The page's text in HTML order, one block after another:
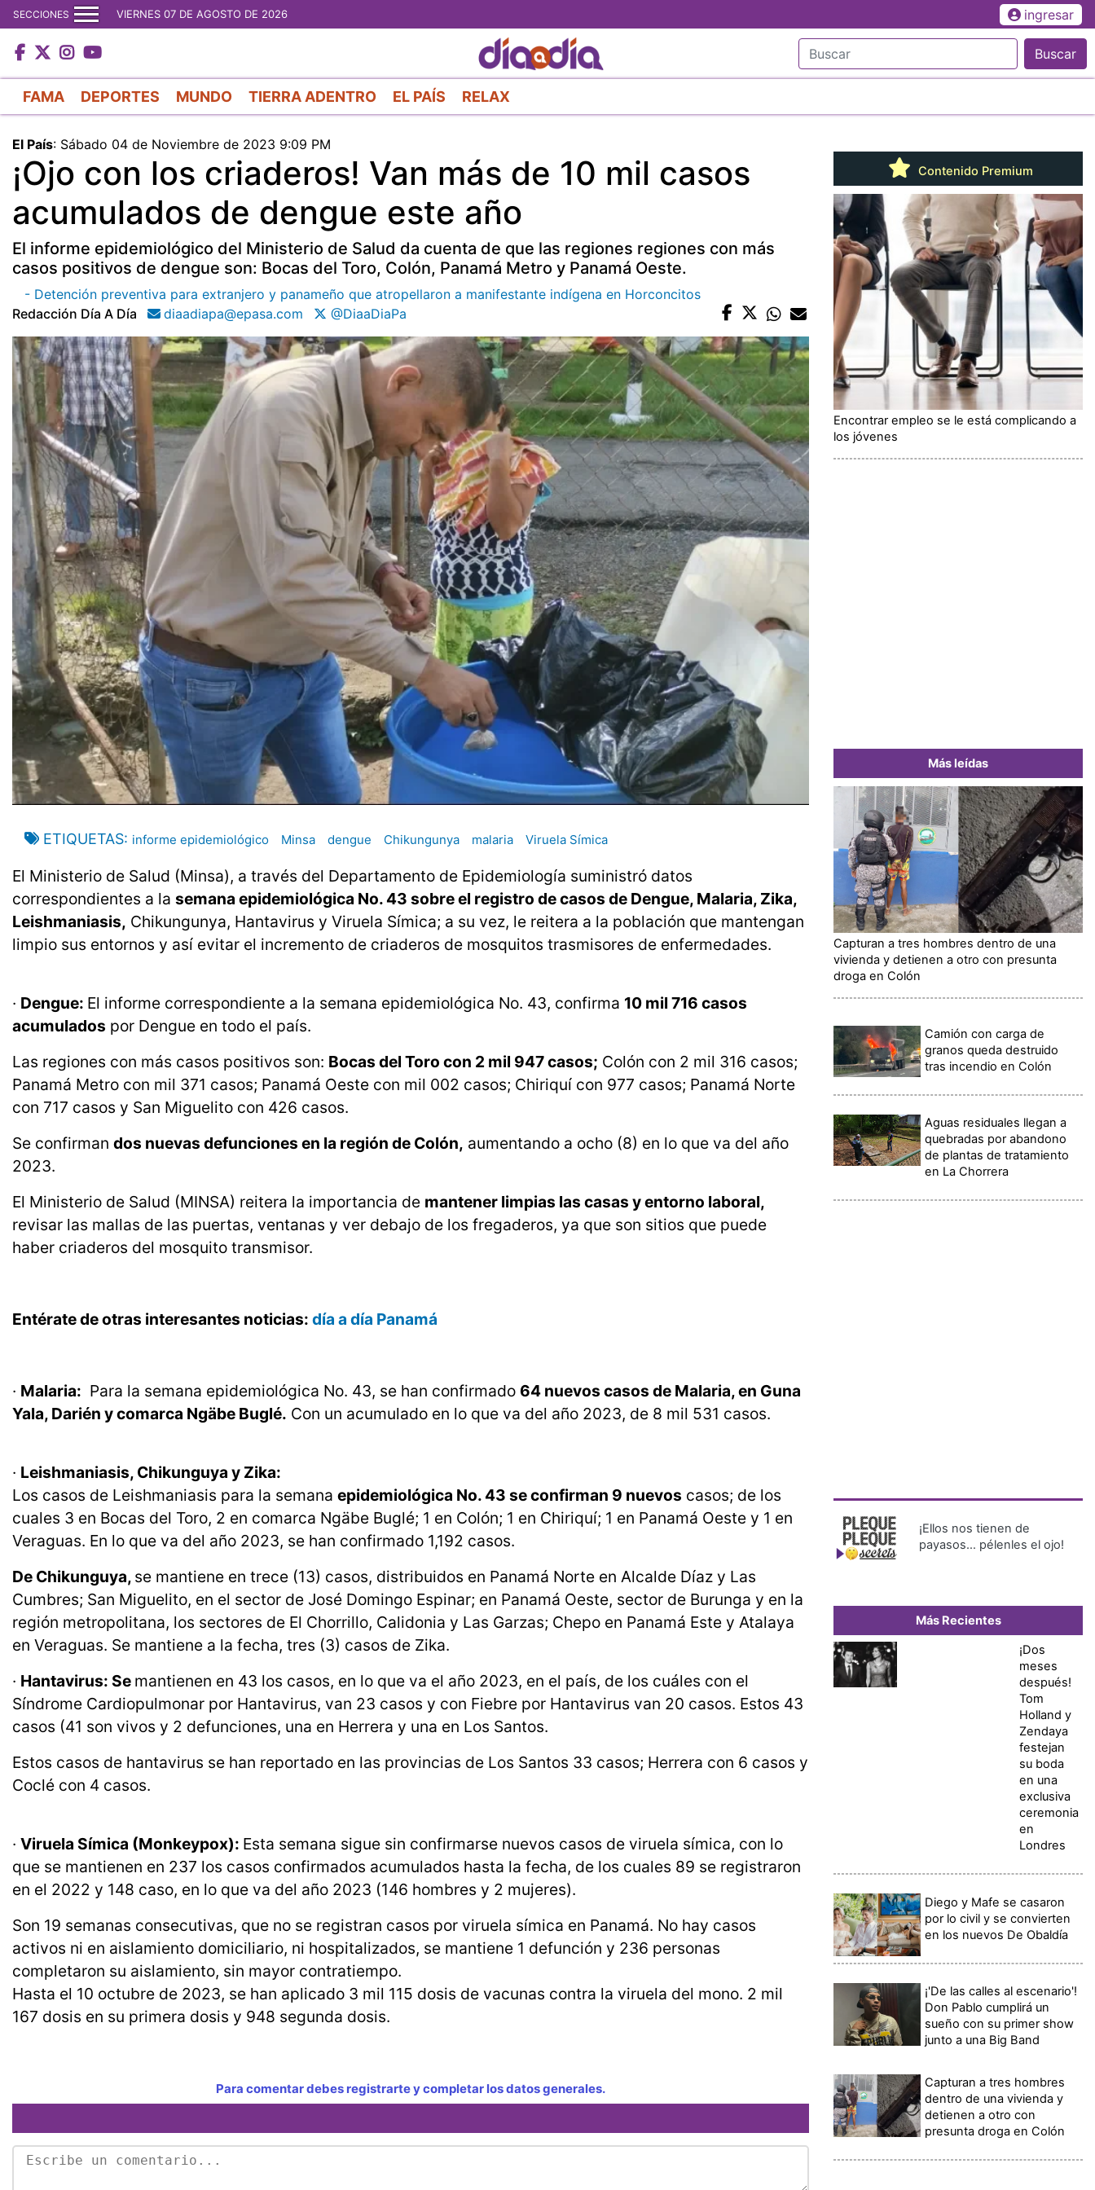
al
contenido
principal
SECCIONES VIERNES 07 DE AGOSTO DE 2026 ingresar
Buscar
FAMA DEPORTES MUNDO TIERRA ADENTRO EL PAÍS RELAX
El País: Sábado 04 de Noviembre de 2023 9:09 PM
¡Ojo con los criaderos! Van más de 10 mil casos
acumulados de dengue este año
El informe epidemiológico del Ministerio de Salud da cuenta de que las regiones regiones con más
casos positivos de dengue son: Bocas del Toro, Colón, Panamá Metro y Panamá Oeste.
- Detención preventiva para extranjero y panameño que atropellaron a manifestante indígena en Horconcitos
Redacción Día A Día
diaadiapa@epasa.com @DiaaDiaPa
ETIQUETAS informe epidemiológico Minsa dengue Chikungunya malaria Viruela Símica
El Ministerio de Salud (Minsa), a través del Departamento de Epidemiología suministró datos
correspondientes a la semana epidemiológica No. 43 sobre el registro de casos de Dengue, Malaria, Zika,
Leishmaniasis, Chikungunya, Hantavirus y Viruela Símica; a su vez, le reitera a la población que mantengan
limpio sus entornos y así evitar el incremento de criaderos de mosquitos trasmisores de enfermedades.
· Dengue: El informe correspondiente a la semana epidemiológica No. 43, confirma 10 mil 716 casos
acumulados por Dengue en todo el país.
Las regiones con más casos positivos son: Bocas del Toro con 2 mil 947 casos; Colón con 2 mil 316 casos;
Panamá Metro con mil 371 casos; Panamá Oeste con mil 002 casos; Chiriquí con 977 casos; Panamá Norte
con 717 casos y San Miguelito con 426 casos.
Se confirman dos nuevas defunciones en la región de Colón, aumentando a ocho (8) en lo que va del año
2023.
El Ministerio de Salud (MINSA) reitera la importancia de mantener limpias las casas y entorno laboral,
revisar las mallas de las puertas, ventanas y ver debajo de los fregaderos, ya que son sitios que puede
haber criaderos del mosquito transmisor.
Entérate de otras interesantes noticias: día a día Panamá
· Malaria: Para la semana epidemiológica No. 43, se han confirmado 64 nuevos casos de Malaria, en Guna
Yala, Darién y comarca Ngäbe Buglé. Con un acumulado en lo que va del año 2023, de 8 mil 531 casos.
· Leishmaniasis, Chikunguya y Zika:
Los casos de Leishmaniasis para la semana epidemiológica No. 43 se confirman 9 nuevos casos; de los
cuales 3 en Bocas del Toro, 2 en comarca Ngäbe Buglé; 1 en Colón; 1 en Chiriquí; 1 en Panamá Oeste y 1 en
Veraguas. En lo que va del año 2023, se han confirmado 1,192 casos.
De Chikunguya, se mantiene en trece (13) casos, distribuidos en Panamá Norte en Alcalde Díaz y Las
Cumbres; San Miguelito, en el sector de José Domingo Espinar; en Panamá Oeste, sector de Burunga y en la
región metropolitana, los sectores de El Chorrillo, Calidonia y Las Garzas; Chepo en Panamá Este y Atalaya
en Veraguas. Se mantiene a la fecha, tres (3) casos de Zika.
· Hantavirus: Se mantienen en 43 los casos, en lo que va el año 2023, en el país, de los cuáles con el
Síndrome Cardiopulmonar por Hantavirus, van 23 casos y con Fiebre por Hantavirus van 20 casos. Estos 43
casos (41 son vivos y 2 defunciones, una en Herrera y una en Los Santos.
Estos casos de hantavirus se han reportado en las provincias de Los Santos 33 casos; Herrera con 6 casos y
Coclé con 4 casos.
· Viruela Símica (Monkeypox): Esta semana sigue sin confirmarse nuevos casos de viruela símica, con lo
que se mantienen en 237 los casos confirmados acumulados hasta la fecha, de los cuales 89 se registraron
en el 2022 y 148 caso, en lo que va del año 2023 (146 hombres y 2 mujeres).
Son 19 semanas consecutivas, que no se registran casos por viruela símica en Panamá. No hay casos
activos ni en aislamiento domiciliario, ni hospitalizados, se mantiene 1 defunción y 236 personas
completaron su aislamiento, sin mayor contratiempo.
Hasta el 10 octubre de 2023, se han aplicado 3 mil 115 dosis de vacunas contra la viruela del mono. 2 mil
167 dosis en su primera dosis y 948 segunda dosis.
Para comentar debes registrarte y completar los datos generales.
Contenido Premium
Encontrar empleo se le está complicando a
los jóvenes
Más leídas
Capturan a tres hombres dentro de una
vivienda y detienen a otro con presunta
droga en Colón
Camión con carga de
granos queda destruido
tras incendio en Colón
Aguas residuales llegan a
quebradas por abandono
de plantas de tratamiento
en La Chorrera
¡Ellos nos tienen de
payasos… pélenles el ojo!
Más Recientes
¡Dos
meses
después!
Tom
Holland y
Zendaya
festejan
su boda
en una
exclusiva
ceremonia
en
Londres
Diego y Mafe se casaron
por lo civil y se convierten
en los nuevos De Obaldía
¡'De las calles al escenario'!
Don Pablo cumplirá un
sueño con su primer show
junto a una Big Band
Capturan a tres hombres
dentro de una vivienda y
detienen a otro con
presunta droga en Colón